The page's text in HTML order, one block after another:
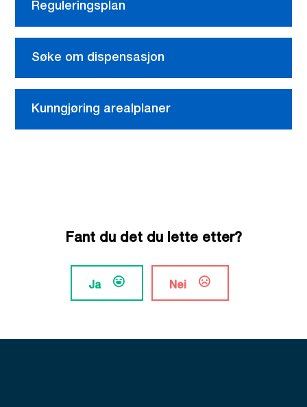
Reguleringsplan
Søke om dispensasjon
Kunngjøring arealplaner
Fant du det du lette etter?
Ja Nei